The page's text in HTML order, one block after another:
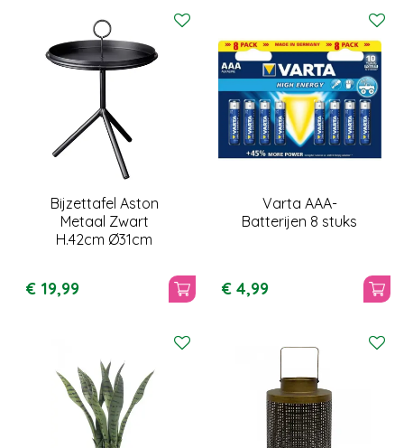
Bijzettafel Aston
Metaal Zwart
H.42cm Ø31cm
€ 19,99
Varta AAA-
Batterijen 8 stuks
€ 4,99